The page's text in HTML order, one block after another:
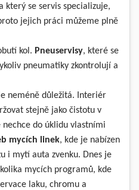
který se servis specializuje,
jejich práci můžeme plně
kol. Pneuservisy, které se
pneumatiky zkontrolují a
neméně důležitá. Interiér
stejně jako čistotu v
nechce do úklidu vlastními
mycích linek, kde je nabízen
i mytí auta zvenku. Dnes je
mycích programů, kde
laku, chromu a